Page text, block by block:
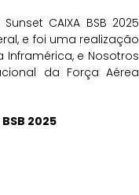
CAIXA BSB 2025
e foi uma realização
e Nosotros
da Força Aérea
2025